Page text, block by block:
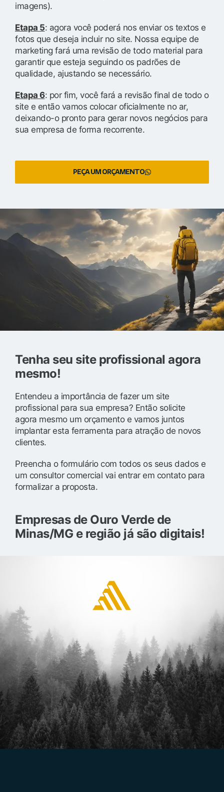
imagens).
Etapa 5: agora você poderá nos enviar os textos e
fotos que deseja incluir no site. Nossa equipe de
marketing fará uma revisão de todo material para
garantir que esteja seguindo os padrões de
qualidade, ajustando se necessário.
Etapa 6: por fim, você fará a revisão final de todo o
site e então vamos colocar oficialmente no ar,
deixando-o pronto para gerar novos negócios para
sua empresa de forma recorrente.
PEÇA UM ORÇAMENTO
Tenha seu site profissional agora
mesmo!
Entendeu a importância de fazer um site
profissional para sua empresa? Então solicite
agora mesmo um orçamento e vamos juntos
implantar esta ferramenta para atração de novos
clientes.
Preencha o formulário com todos os seus dados e
um consultor comercial vai entrar em contato para
formalizar a proposta.
Empresas de Ouro Verde de
Minas/MG e região já são digitais!